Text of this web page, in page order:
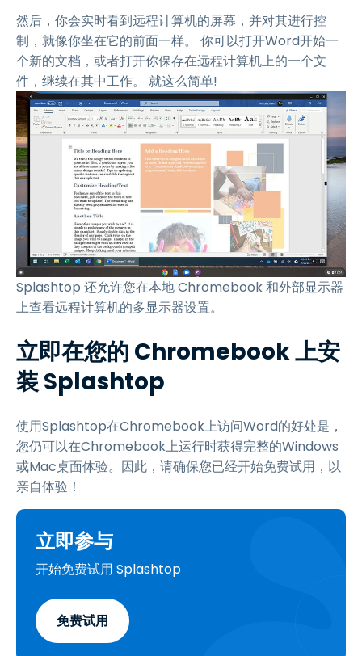
然后，你会实时看到远程计算机的屏幕，并对其进行控
制，就像你坐在它的前面一样。 你可以打开Word开始一
个新的文档，或者打开你保存在远程计算机上的一个文
件，继续在其中工作。 就这么简单!
Splashtop 还允许您在本地 Chromebook 和外部显示器
上查看远程计算机的多显示器设置。
立即在您的 Chromebook 上安
装 Splashtop
使用Splashtop在Chromebook上访问Word的好处是，
您仍可以在Chromebook上运行时获得完整的Windows
或Mac桌面体验。因此，请确保您已经开始免费试用，以
亲自体验！
立即参与
开始免费试用 Splashtop
免费试用